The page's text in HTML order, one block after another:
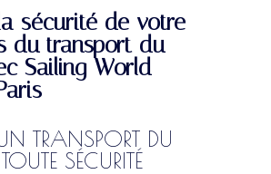
sécurité de votre
du transport du
Sailing World
TRANSPORT DU
SÉCURITÉ